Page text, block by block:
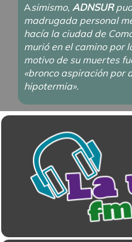
Asimismo, ADNSUR
madrugada personal
hacía la ciudad de
murió en el camino por
motivo de su muertes
«bronco aspiración por
hipotermia».